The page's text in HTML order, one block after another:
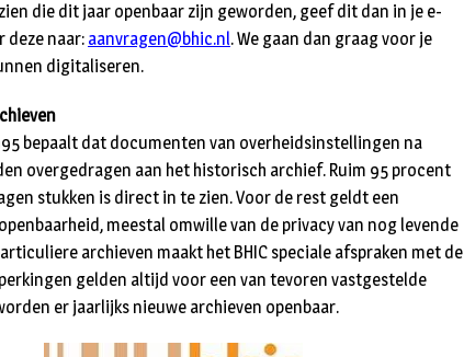
die dit jaar openbaar zijn geworden, geef dit dan in je e-
deze naar: aanvragen@bhic.nl. We gaan dan graag voor je
digitaliseren.
bepaalt dat documenten van overheidsinstellingen na
overgedragen aan het historisch archief. Ruim 95 procent
stukken is direct in te zien. Voor de rest geldt een
meestal omwille van de privacy van nog levende
archieven maakt het BHIC speciale afspraken met de
gelden altijd voor een van tevoren vastgestelde
er jaarlijks nieuwe archieven openbaar.